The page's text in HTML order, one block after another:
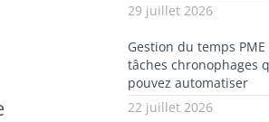
29 juillet 2026
Gestion du temps PME
tâches chronophages
pouvez automatiser
22 juillet 2026